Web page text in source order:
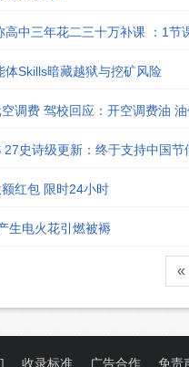
中三年花二三十万补课 ：1节
Skills暗藏越狱与挖矿风险
调费 驾校回应：开空调费油
史诗级更新：终于支持中国节
红包 限时24小时
生电火花引燃被褥
«
收录标准 广告合作 免责